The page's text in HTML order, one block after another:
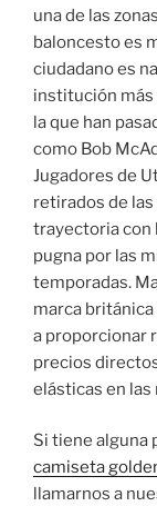
una de las
baloncesto es
ciudadano es
institución más
la que han
como Bob
Jugadores de
retirados de
trayectoria con
pugna por las
temporadas.
marca
a proporcionar
precios
elásticas en las
Si tiene alguna
camiseta
llamarnos a